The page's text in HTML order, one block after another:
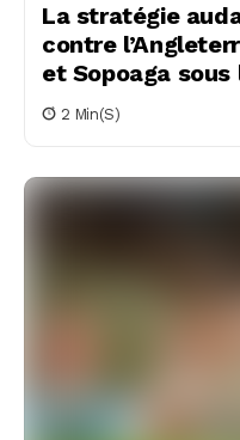
La stratégie
contre
et Sopoaga
2 Min(s)